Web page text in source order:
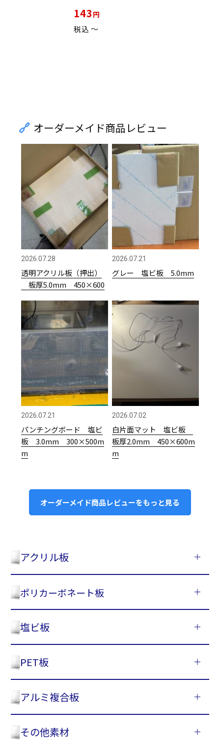
アクリル板
ポリカーボネート板
塩ビ板
PET板
アルミ複合板
その他素材
143
税込 〜
オーダーメイド商品レビュー
2026.07.28
透明アクリル板（押出）
板厚5.0mm 450×600
2026.07.21
グレー 塩ビ板 5.0mm
2026.07.21
パンチングボード 塩ビ
板 3.0mm 300×500m
m
2026.07.02
白片面マット 塩ビ板
板厚2.0mm 450×600m
m
オーダーメイド商品レビューをもっと見る